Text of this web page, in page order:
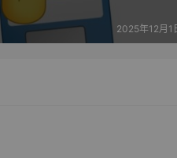
2025年12月1